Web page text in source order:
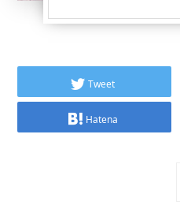
Tweet
Hatena